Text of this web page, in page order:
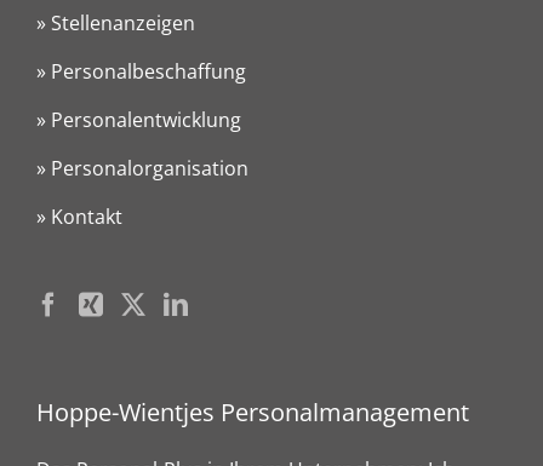
» Stellenanzeigen
» Personalbeschaffung
» Personalentwicklung
» Personalorganisation
» Kontakt
Hoppe-Wientjes Personalmanagement